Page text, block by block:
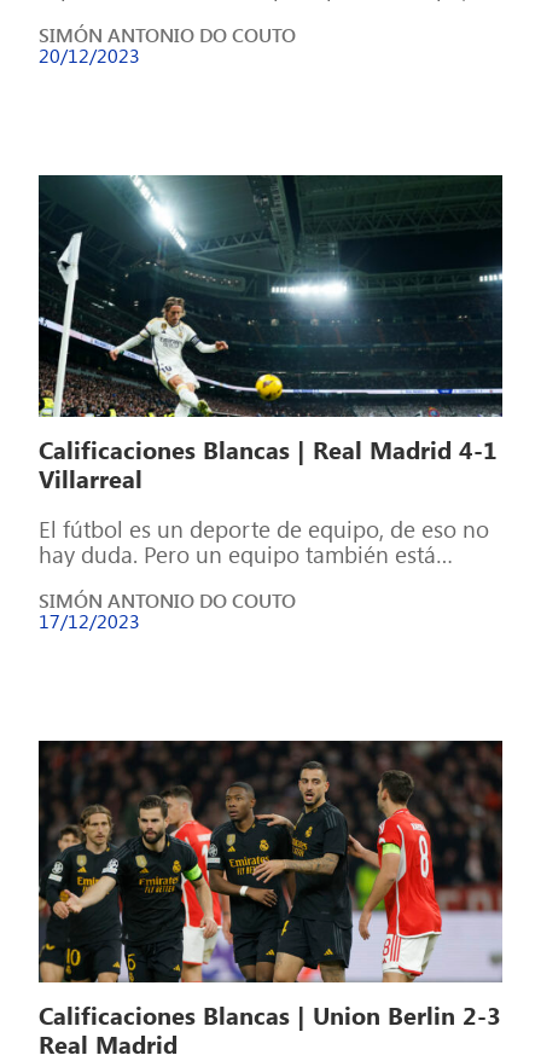
SIMÓN ANTONIO DO COUTO
20/12/2023
Calificaciones Blancas | Real Madrid 4-1
Villarreal
El fútbol es un deporte de equipo, de eso no
hay duda. Pero un equipo también está
SIMÓN ANTONIO DO COUTO
17/12/2023
Calificaciones Blancas | Union Berlin 2-3
Real Madrid